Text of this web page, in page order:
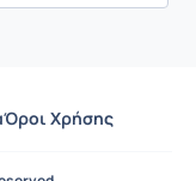
Όροι Χρήσης